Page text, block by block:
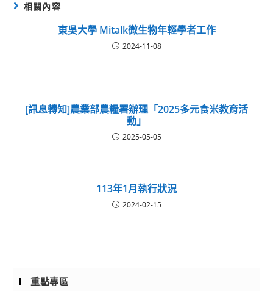
相關內容
東吳大學 Mitalk微生物年輕學者工作
2024-11-08
[訊息轉知]農業部農糧署辦理「2025多元食米教育活
動」
2025-05-05
113年1月執行狀況
2024-02-15
重點專區